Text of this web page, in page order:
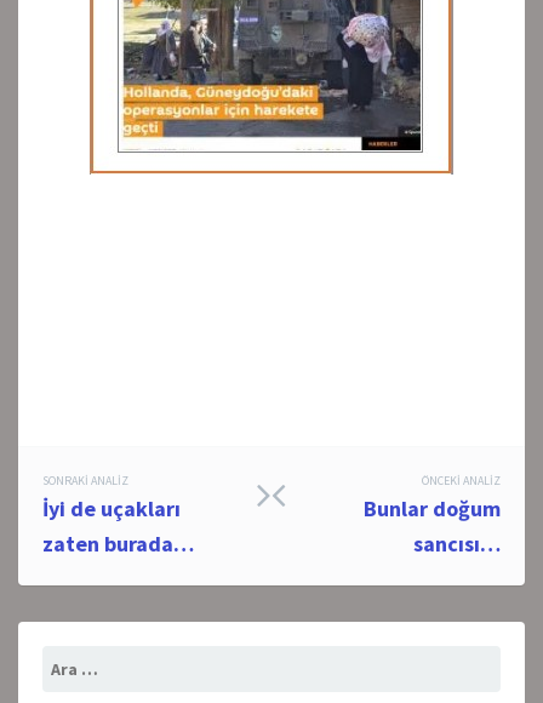
Post
navigation
ÖNCEKI ANALIZ
Bunlar doğum
sancısı…
SONRAKI ANALIZ
İyi de uçakları
zaten burada…